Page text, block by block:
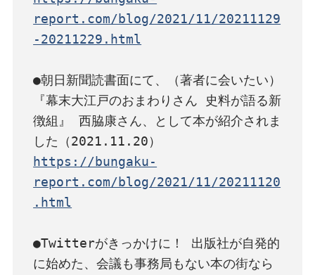
report.com/blog/2021/11/20211129
-20211229.html
●朝日新聞読書面にて、（著者に会いたい）
『幕末大江戸のおまわりさん 史料が語る新
徴組』 西脇康さん、として本が紹介されま
https://bungaku-
report.com/blog/2021/11/20211120
.html
●Twitterがきっかけに！ 出版社が自発的
に始めた、会議も事務局もない本の街なら